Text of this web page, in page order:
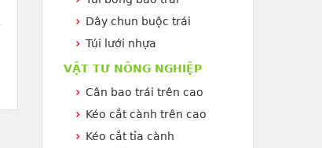
Dây chun buộc trái
Túi lưới nhựa
VẬT TƯ NÔNG NGHIỆP
Cân bao trái trên cao
Kéo cắt cành trên cao
Kéo cắt tỉa cành